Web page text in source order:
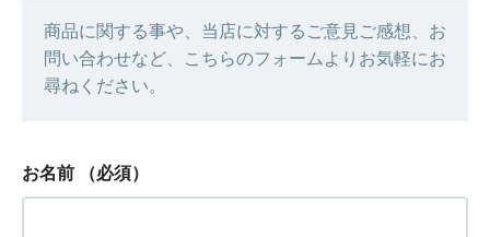
商品に関する事や、当店に対するご意見ご感想、お
問い合わせなど、こちらのフォームよりお気軽にお
尋ねください。
お名前 （必須）